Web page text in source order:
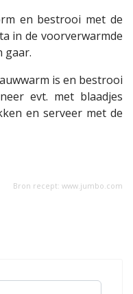
en bestrooi met de
in de voorverwarmde
gaar.
is en bestrooi
evt. met blaadjes
en serveer met de
Bron recept: www.jumbo.com